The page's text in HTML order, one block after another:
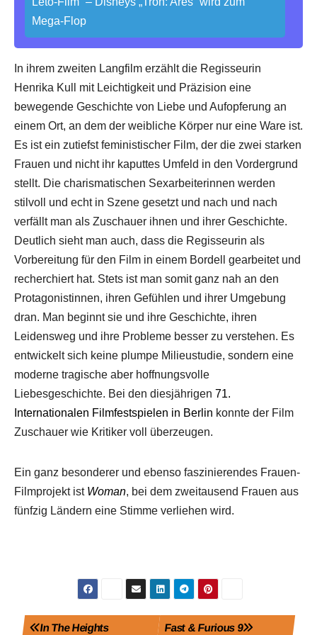
Mega-Flop
In ihrem zweiten Langfilm erzählt die Regisseurin
Henrika Kull mit Leichtigkeit und Präzision eine
bewegende Geschichte von Liebe und Aufopferung an
einem Ort, an dem der weibliche Körper nur eine Ware ist.
Es ist ein zutiefst feministischer Film, der die zwei starken
Frauen und nicht ihr kaputtes Umfeld in den Vordergrund
stellt. Die charismatischen Sexarbeiterinnen werden
stilvoll und echt in Szene gesetzt und nach und nach
verfällt man als Zuschauer ihnen und ihrer Geschichte.
Deutlich sieht man auch, dass die Regisseurin als
Vorbereitung für den Film in einem Bordell gearbeitet und
recherchiert hat. Stets ist man somit ganz nah an den
Protagonistinnen, ihren Gefühlen und ihrer Umgebung
dran. Man beginnt sie und ihre Geschichte, ihren
Leidensweg und ihre Probleme besser zu verstehen. Es
entwickelt sich keine plumpe Milieustudie, sondern eine
moderne tragische aber hoffnungsvolle
Liebesgeschichte. Bei den diesjährigen 71.
Internationalen Filmfestspielen in Berlin konnte der Film
Zuschauer wie Kritiker voll überzeugen.
Ein ganz besonderer und ebenso faszinierendes Frauen-
Filmprojekt ist Woman, bei dem zweitausend Frauen aus
fünfzig Ländern eine Stimme verliehen wird.
BeitragsnavigationFast & Furious 9
In The Heights